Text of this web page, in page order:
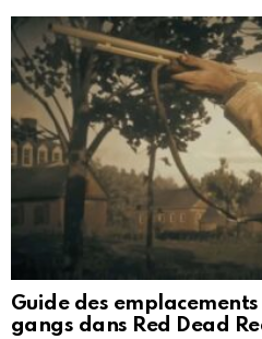
Guide des
gangs dans Red Dead